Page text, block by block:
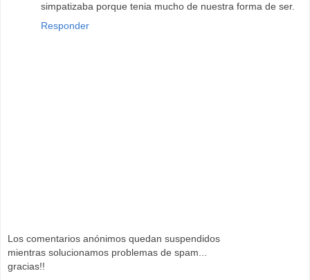
simpatizaba porque tenia mucho de nuestra forma de ser.
Responder
Los comentarios anónimos quedan suspendidos
mientras solucionamos problemas de spam...
gracias!!